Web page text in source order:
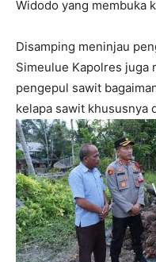
Widodo yang membuka
Disamping meninjau
Simeulue Kapolres juga
pengepul sawit
kelapa sawit khususnya